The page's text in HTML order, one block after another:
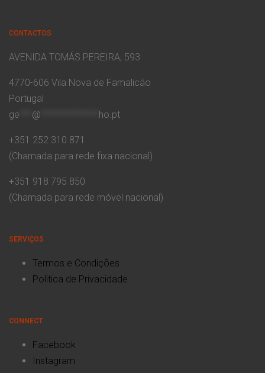
CONTACTOS
AVENIDA TOMÁS PEREIRA, 593
4770-606 Vila Nova de Famalicão
Portugal
ge
@ ho.pt
+351 252 310 871
(Chamada para rede fixa nacional)
+351 918 795 850
(Chamada para rede móvel nacional)
SERVIÇOS
Termos e Condições
Politica de Privacidade
CONNECT
Facebook
Instagram